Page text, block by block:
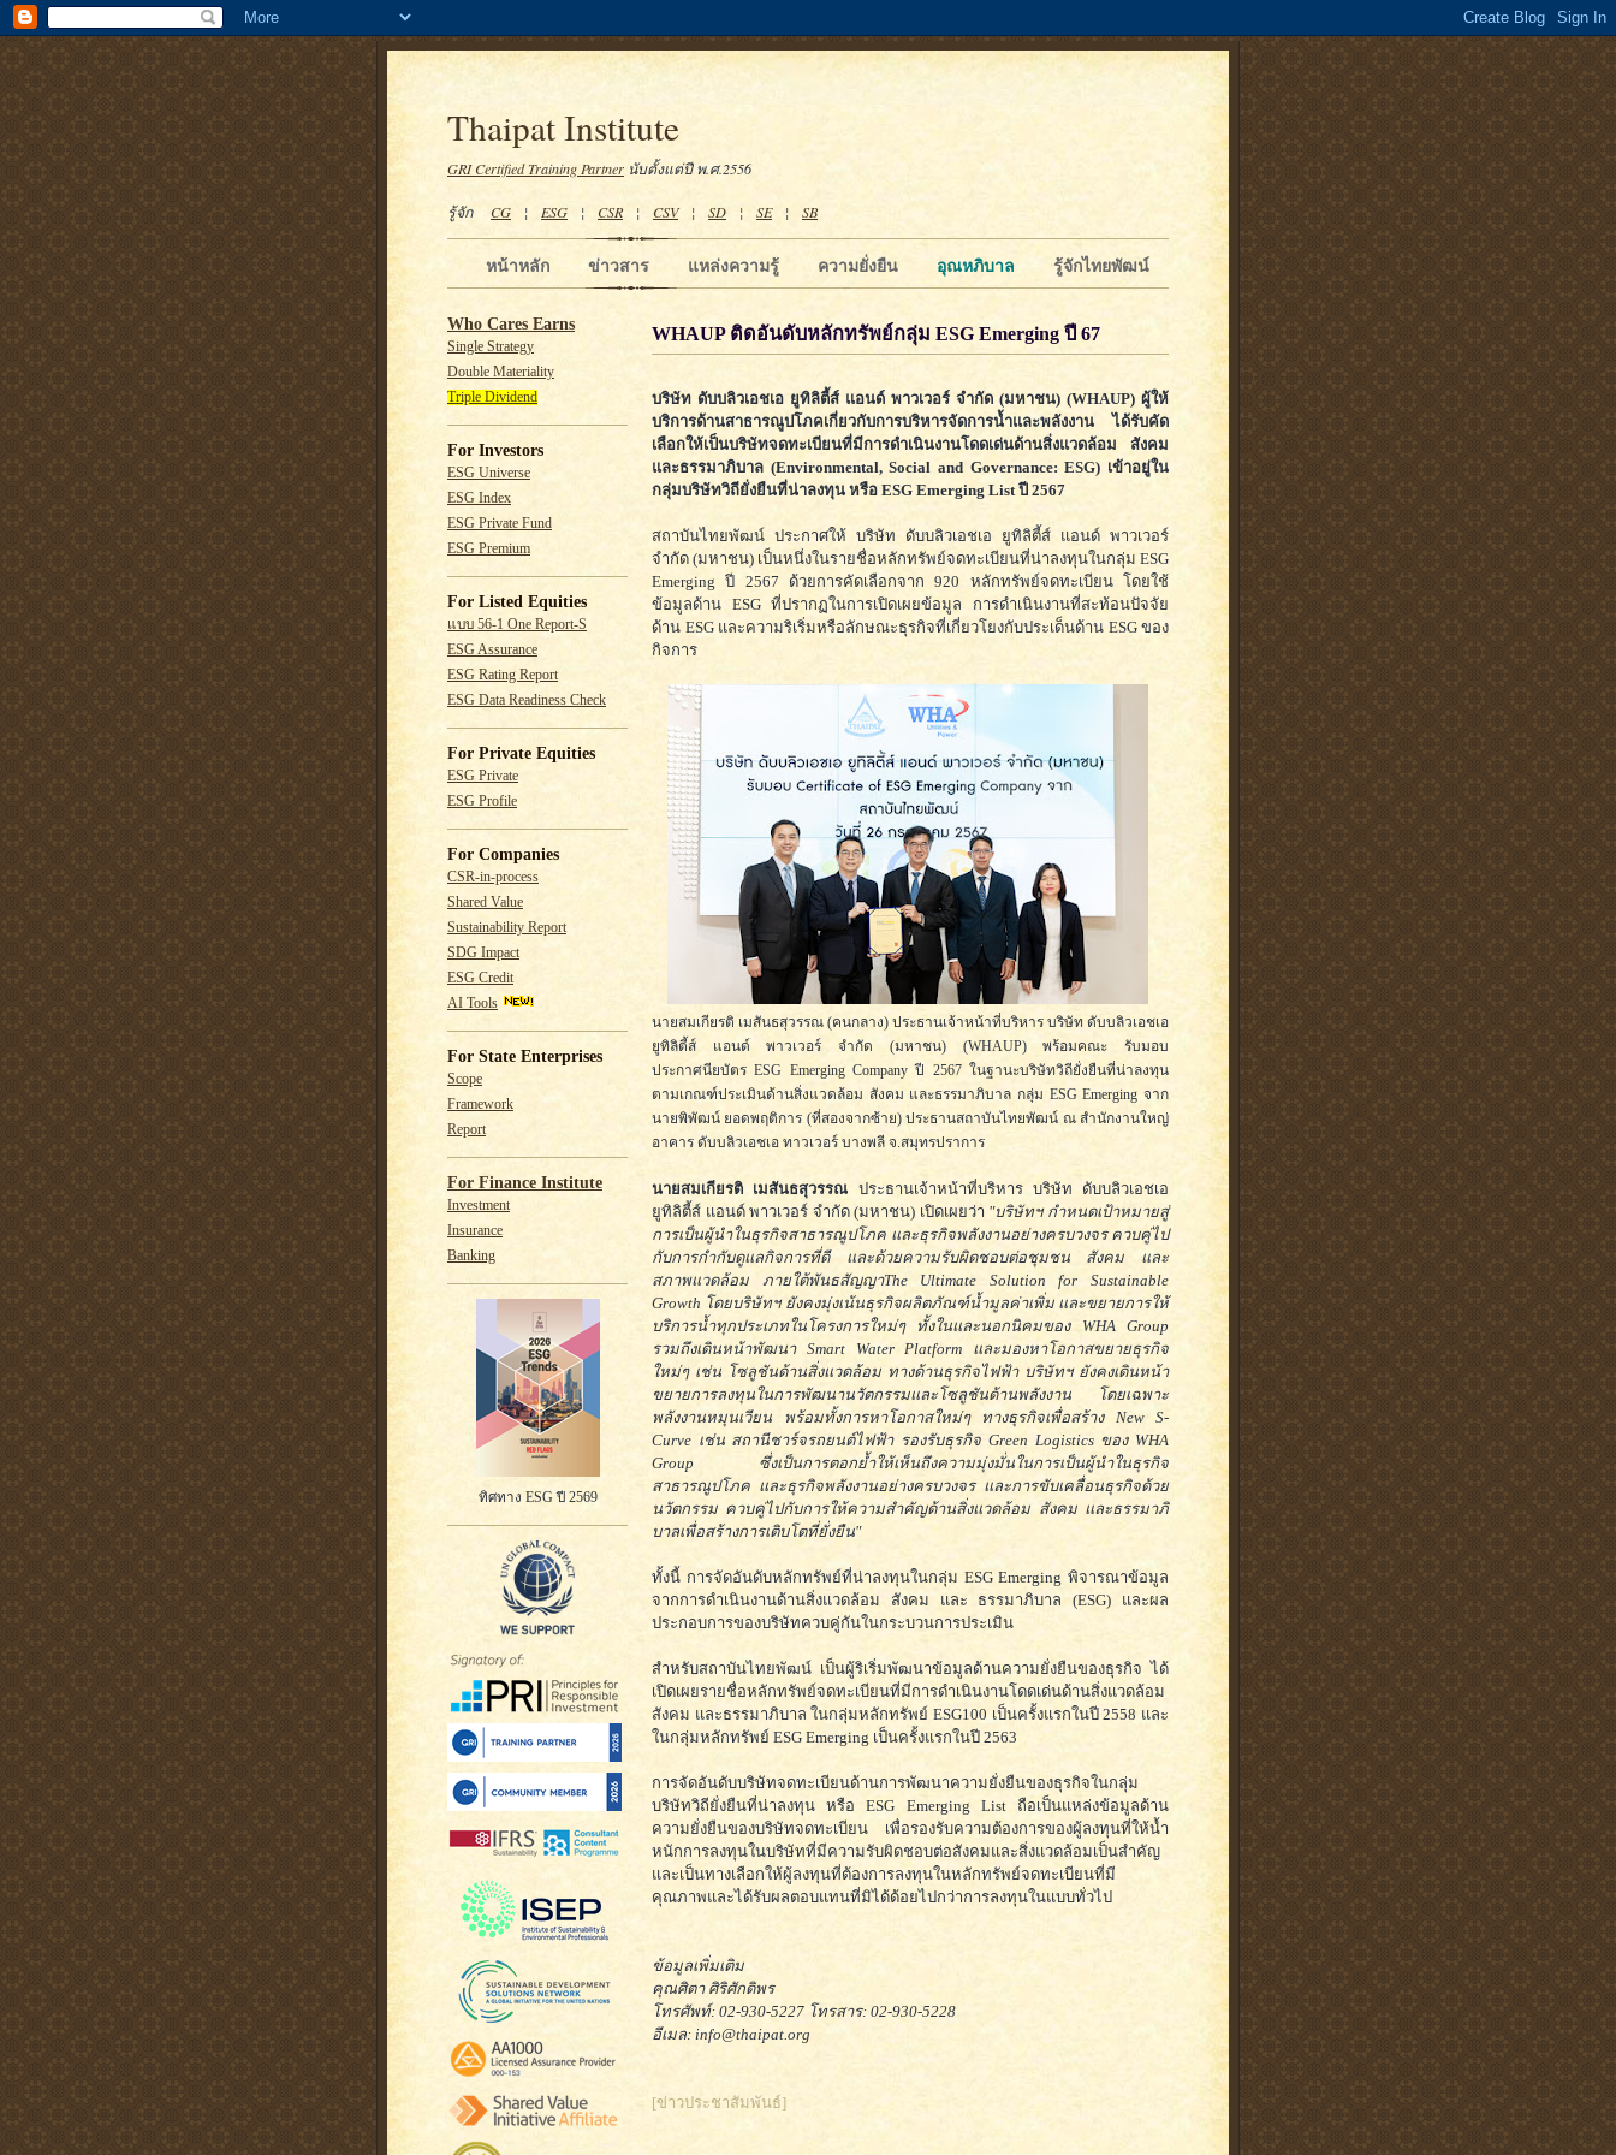
Thaipat Institute
GRI Certified Training Partner นับตั้งแต่ปี พ.ศ.2556
รู้จัก CG ¦ ESG ¦ CSR¦ CSV¦ SD ¦ SE¦ SB
รู้จักไทยพัฒน์
อุณหภิบาล
ความยั่งยืน
แหล่งความรู้
ข่าวสาร
หน้าหลัก
Who Cares Earns
Single Strategy
Double Materiality
Triple Dividend
For Investors
ESG Universe
ESG Index
ESG Private Fund
ESG Premium
For Listed Equities
แบบ 56-1 One Report-S
ESG Assurance
ESG Rating Report
ESG Data Readiness Check
For Private Equities
ESG Private
ESG Profile
For Companies
CSR-in-process
Shared Value
Sustainability Report
SDG Impact
ESG Credit
AI Tools
For State Enterprises
Scope
Framework
Report
For Finance Institute
Investment
Insurance
Banking
ทิศทาง ESG ปี 2569
WHAUP ติดอันดับหลักทรัพย์กลุ่ม ESG Emerging ปี 67
บริษัท ดับบลิวเอชเอ ยูทิลิตี้ส์ แอนด์ พาวเวอร์ จำกัด (มหาชน) (WHAUP) ผู้ให้
บริการด้านสาธารณูปโภคเกี่ยวกับการบริหารจัดการน้ำและพลังงาน ได้รับคัด
เลือกให้เป็นบริษัทจดทะเบียนที่มีการดำเนินงานโดดเด่นด้านสิ่งแวดล้อม สังคม
และธรรมาภิบาล (Environmental, Social and Governance: ESG) เข้าอยู่ใน
กลุ่มบริษัทวิถียั่งยืนที่น่าลงทุน หรือ ESG Emerging List ปี 2567
สถาบันไทยพัฒน์ ประกาศให้ บริษัท ดับบลิวเอชเอ ยูทิลิตี้ส์ แอนด์ พาวเวอร์
จำกัด (มหาชน) เป็นหนึ่งในรายชื่อหลักทรัพย์จดทะเบียนที่น่าลงทุนในกลุ่ม ESG
Emerging ปี 2567 ด้วยการคัดเลือกจาก 920 หลักทรัพย์จดทะเบียน โดยใช้
ข้อมูลด้าน ESG ที่ปรากฏในการเปิดเผยข้อมูล การดำเนินงานที่สะท้อนปัจจัย
ด้าน ESG และความริเริ่มหรือลักษณะธุรกิจที่เกี่ยวโยงกับประเด็นด้าน ESG ของ
กิจการ
นายสมเกียรติ เมสันธสุวรรณ (คนกลาง) ประธานเจ้าหน้าที่บริหาร บริษัท ดับบลิวเอชเอ
ยูทิลิตี้ส์ แอนด์ พาวเวอร์ จำกัด (มหาชน) (WHAUP) พร้อมคณะ รับมอบ
ประกาศนียบัตร ESG Emerging Company ปี 2567 ในฐานะบริษัทวิถียั่งยืนที่น่าลงทุน
ตามเกณฑ์ประเมินด้านสิ่งแวดล้อม สังคม และธรรมาภิบาล กลุ่ม ESG Emerging จาก
นายพิพัฒน์ ยอดพฤติการ (ที่สองจากซ้าย) ประธานสถาบันไทยพัฒน์ ณ สำนักงานใหญ่
อาคาร ดับบลิวเอชเอ ทาวเวอร์ บางพลี จ.สมุทรปราการ
นายสมเกียรติ เมสันธสุวรรณ ประธานเจ้าหน้าที่บริหาร บริษัท ดับบลิวเอชเอ
ยูทิลิตี้ส์ แอนด์ พาวเวอร์ จำกัด (มหาชน) เปิดเผยว่า "บริษัทฯ กำหนดเป้าหมายสู่
การเป็นผู้นำในธุรกิจสาธารณูปโภค และธุรกิจพลังงานอย่างครบวงจร ควบคู่ไป
กับการกำกับดูแลกิจการที่ดี และด้วยความรับผิดชอบต่อชุมชน สังคม และ
สภาพแวดล้อม ภายใต้พันธสัญญาThe Ultimate Solution for Sustainable
Growth โดยบริษัทฯ ยังคงมุ่งเน้นธุรกิจผลิตภัณฑ์น้ำมูลค่าเพิ่ม และขยายการให้
บริการน้ำทุกประเภทในโครงการใหม่ๆ ทั้งในและนอกนิคมของ WHA Group
รวมถึงเดินหน้าพัฒนา Smart Water Platform และมองหาโอกาสขยายธุรกิจ
ใหม่ๆ เช่น โซลูชันด้านสิ่งแวดล้อม ทางด้านธุรกิจไฟฟ้า บริษัทฯ ยังคงเดินหน้า
ขยายการลงทุนในการพัฒนานวัตกรรมและโซลูชันด้านพลังงาน โดยเฉพาะ
พลังงานหมุนเวียน พร้อมทั้งการหาโอกาสใหม่ๆ ทางธุรกิจเพื่อสร้าง New S-
Curve เช่น สถานีชาร์จรถยนต์ไฟฟ้า รองรับธุรกิจ Green Logistics ของ WHA
Group ซึ่งเป็นการตอกย้ำให้เห็นถึงความมุ่งมั่นในการเป็นผู้นำในธุรกิจ
สาธารณูปโภค และธุรกิจพลังงานอย่างครบวงจร และการขับเคลื่อนธุรกิจด้วย
นวัตกรรม ควบคู่ไปกับการให้ความสำคัญด้านสิ่งแวดล้อม สังคม และธรรมาภิ
บาลเพื่อสร้างการเติบโตที่ยั่งยืน"
ทั้งนี้ การจัดอันดับหลักทรัพย์ที่น่าลงทุนในกลุ่ม ESG Emerging พิจารณาข้อมูล
จากการดำเนินงานด้านสิ่งแวดล้อม สังคม และ ธรรมาภิบาล (ESG) และผล
ประกอบการของบริษัทควบคู่กันในกระบวนการประเมิน
สำหรับสถาบันไทยพัฒน์ เป็นผู้ริเริ่มพัฒนาข้อมูลด้านความยั่งยืนของธุรกิจ ได้
เปิดเผยรายชื่อหลักทรัพย์จดทะเบียนที่มีการดำเนินงานโดดเด่นด้านสิ่งแวดล้อม
สังคม และธรรมาภิบาล ในกลุ่มหลักทรัพย์ ESG100 เป็นครั้งแรกในปี 2558 และ
ในกลุ่มหลักทรัพย์ ESG Emerging เป็นครั้งแรกในปี 2563
การจัดอันดับบริษัทจดทะเบียนด้านการพัฒนาความยั่งยืนของธุรกิจในกลุ่ม
บริษัทวิถียั่งยืนที่น่าลงทุน หรือ ESG Emerging List ถือเป็นแหล่งข้อมูลด้าน
ความยั่งยืนของบริษัทจดทะเบียน เพื่อรองรับความต้องการของผู้ลงทุนที่ให้น้ำ
หนักการลงทุนในบริษัทที่มีความรับผิดชอบต่อสังคมและสิ่งแวดล้อมเป็นสำคัญ
และเป็นทางเลือกให้ผู้ลงทุนที่ต้องการลงทุนในหลักทรัพย์จดทะเบียนที่มี
คุณภาพและได้รับผลตอบแทนที่มิได้ด้อยไปกว่าการลงทุนในแบบทั่วไป
ข้อมูลเพิ่มเติม
คุณศิตา ศิริศักดิพร
โทรศัพท์: 02-930-5227 โทรสาร: 02-930-5228
อีเมล: info@thaipat.org
[ข่าวประชาสัมพันธ์]